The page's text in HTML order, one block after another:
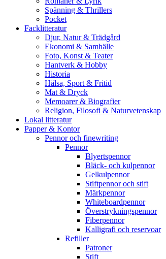
Spänning & Thrillers
Pocket
Facklitteratur
Djur, Natur & Trädgård
Ekonomi & Samhälle
Foto, Konst & Teater
Hantverk & Hobby
Historia
Hälsa, Sport & Fritid
Mat & Dryck
Memoarer & Biografier
Religion, Filosofi & Naturvetenskap
Lokal litteratur
Papper & Kontor
Pennor och finewriting
Pennor
Blyertspennor
Bläck- och kulpennor
Gelkulpennor
Stiftpennor och stift
Märkpennor
Whiteboardpennor
Överstrykningspennor
Fiberpennor
Kalligrafi och reservoar
Refiller
Patroner
Stift